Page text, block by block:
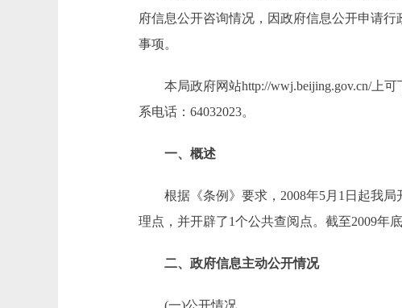
府信息公开咨询情况，因政府信息公开申请
事项。
本局政府网站http://wwj.beijing.gov.cn/上可
系电话：64032023。
一、概述
根据《条例》要求，2008年5月1日起我局
理点，并开辟了1个公共查阅点。截至2009年
二、政府信息主动公开情况
(一)公开情况